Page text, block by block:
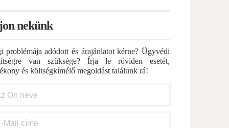
nekünk
problémája adódott és árajánlatot kérne? Ügyvédi
van szüksége? Írja le röviden esetét,
és költségkímélő megoldást találunk rá!